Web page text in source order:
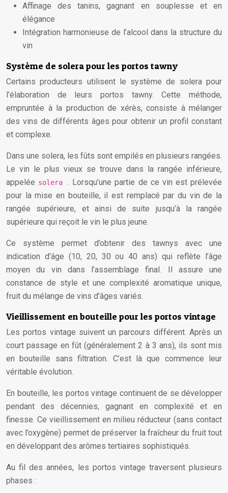
Affinage des tanins, gagnant en souplesse et en
élégance
Intégration harmonieuse de l’alcool dans la structure du
vin
Système de solera pour les portos tawny
Certains producteurs utilisent le système de solera pour
l’élaboration de leurs portos tawny. Cette méthode,
empruntée à la production de xérès, consiste à mélanger
des vins de différents âges pour obtenir un profil constant
et complexe.
Dans une solera, les fûts sont empilés en plusieurs rangées.
Le vin le plus vieux se trouve dans la rangée inférieure,
appelée solera . Lorsqu’une partie de ce vin est prélevée
pour la mise en bouteille, il est remplacé par du vin de la
rangée supérieure, et ainsi de suite jusqu’à la rangée
supérieure qui reçoit le vin le plus jeune.
Ce système permet d’obtenir des tawnys avec une
indication d’âge (10, 20, 30 ou 40 ans) qui reflète l’âge
moyen du vin dans l’assemblage final. Il assure une
constance de style et une complexité aromatique unique,
fruit du mélange de vins d’âges variés.
Vieillissement en bouteille pour les portos vintage
Les portos vintage suivent un parcours différent. Après un
court passage en fût (généralement 2 à 3 ans), ils sont mis
en bouteille sans filtration. C’est là que commence leur
véritable évolution.
En bouteille, les portos vintage continuent de se développer
pendant des décennies, gagnant en complexité et en
finesse. Ce vieillissement en milieu réducteur (sans contact
avec l’oxygène) permet de préserver la fraîcheur du fruit tout
en développant des arômes tertiaires sophistiqués.
Au fil des années, les portos vintage traversent plusieurs
phases :